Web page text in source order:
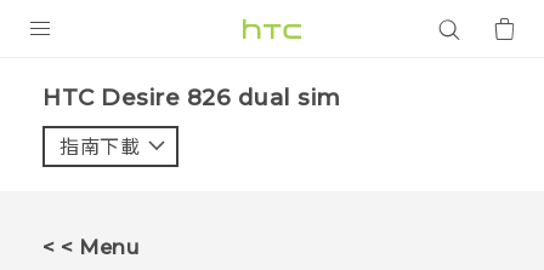
VIVE
HTC Desire 826 dual sim‎
指南下載
< < Menu